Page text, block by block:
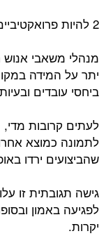
2 להיות פרואקטיביים ולא יותר מדי תגובתיים:
מנהלי משאבי אנוש
יתר על המידה
ביחסי עובדים
לעתים קרובות
לתמונה כמוצא
שהביצועים ירדו
גישה תגובתית זו
לפגיעה באמון
יקרות.